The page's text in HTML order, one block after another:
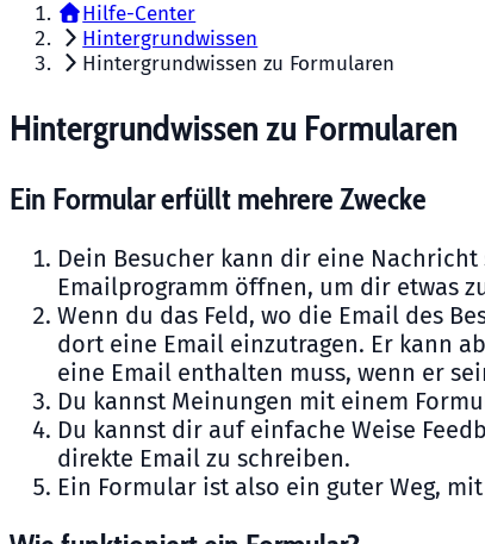
Hilfe-Center
Hintergrundwissen
Hintergrundwissen zu Formularen
Hintergrundwissen zu Formularen
Ein Formular erfüllt mehrere Zwecke
Dein Besucher kann dir eine
Emailprogramm öffnen, um dir etwas
Wenn du das Feld, wo die Email des
dort eine Email einzutragen. Er kann
eine Email enthalten muss, wenn er
Du kannst Meinungen mit einem
Du kannst dir auf einfache Weise
direkte Email zu schreiben.
Ein Formular ist also ein guter Weg,